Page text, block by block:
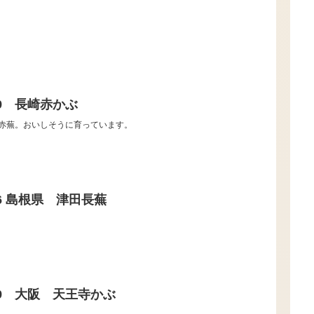
長崎赤かぶ
蕪。おいしそうに育っています。
島根県 津田長蕪
大阪 天王寺かぶ